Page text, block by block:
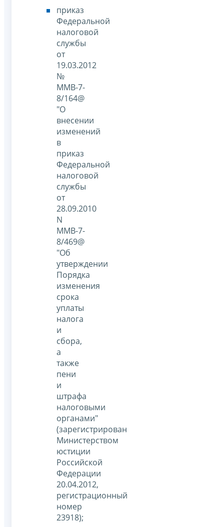
приказ
Федеральной
налоговой
службы
от
19.03.2012
№
ММВ-7-
8/164@
"О
внесении
изменений
в
приказ
Федеральной
налоговой
службы
от
28.09.2010
N
ММВ-7-
8/469@
"Об
утверждении
Порядка
изменения
срока
уплаты
налога
и
сбора,
а
также
пени
и
штрафа
налоговыми
органами"
(зарегистрирован
Министерством
юстиции
Российской
Федерации
20.04.2012,
регистрационный
номер
23918);